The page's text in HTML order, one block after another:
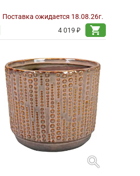
Поставка ожидается 18.08.26г.
4 019 ₽
shopping_cart
search